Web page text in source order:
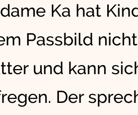
Ka hat
Passbild
und kann
Der